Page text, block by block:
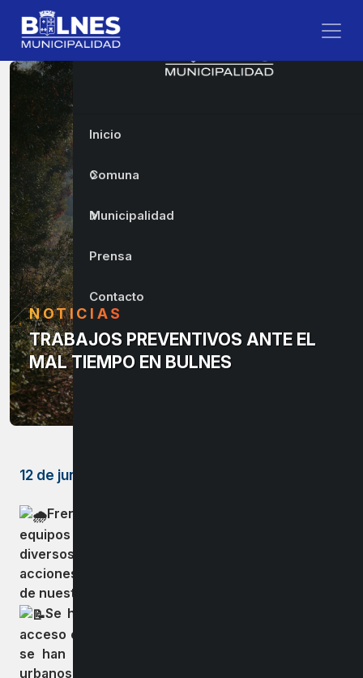
NOTICIAS
TRABAJOS PREVENTIVOS ANTE EL
MAL TIEMPO EN BULNES
12 de junio de 2025
Frente a las inclemencias del tiempo, los
equipos municipales se han desplegado por
diversos sectores de la comuna, reforzando
acciones preventivas para resguardar la seguridad
de nuestras vecinas y vecinos.
Se ha trabajado en la mantención de vías de
acceso en sectores rurales como Las Mariposas y
se han intensificado labores en puntos críticos
urbanos, complementando las acciones ya
Inicio
Comuna
Municipalidad
Prensa
Contacto